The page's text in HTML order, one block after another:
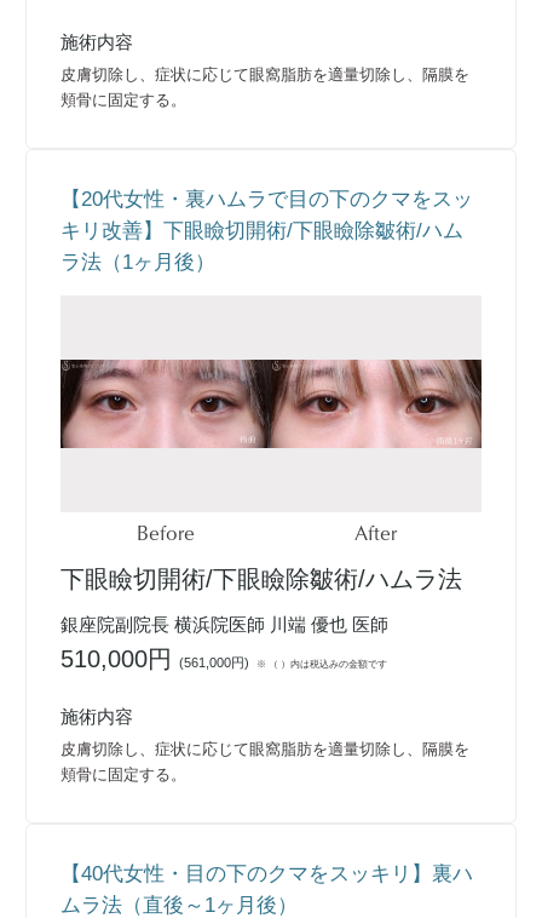
施術内容
皮膚切除し、症状に応じて眼窩脂肪を適量切除し、隔膜を
頬骨に固定する。
【20代女性・裏ハムラで目の下のクマをスッ
キリ改善】下眼瞼切開術/下眼瞼除皺術/ハム
ラ法（1ヶ月後）
Before After
下眼瞼切開術/下眼瞼除皺術/ハムラ法
銀座院副院長 横浜院医師 川端 優也 医師
510,000円(561,000円) ※ （ ）内は税込みの金額です
施術内容
皮膚切除し、症状に応じて眼窩脂肪を適量切除し、隔膜を
頬骨に固定する。
【40代女性・目の下のクマをスッキリ】裏ハ
ムラ法（直後～1ヶ月後）